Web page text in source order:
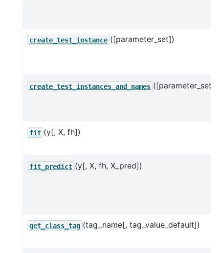
create_test_instance ([parameter_set])
create_test_instances_and_names ([parameter_set])
fit (y[, X, fh])
fit_predict (y[, X, fh, X_pred])
get_class_tag (tag_name[, tag_value_default])